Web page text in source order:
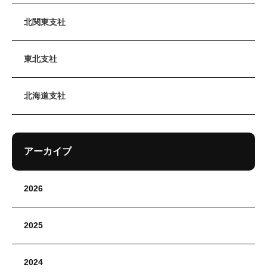
北関東支社
東北支社
北海道支社
アーカイブ
2026
2025
2024